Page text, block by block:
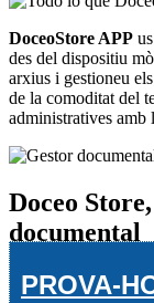
DoceoStore APP
des del dispositiu
arxius i gestioneu
de la comoditat del
administratives
Doceo
documental
PROVA-